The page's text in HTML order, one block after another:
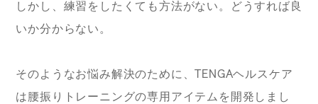
しかし、練習をしたくても方法がない。どうすれば良
いか分からない。
そのようなお悩み解決のために、TENGAヘルスケア
は腰振りトレーニングの専用アイテムを開発しまし